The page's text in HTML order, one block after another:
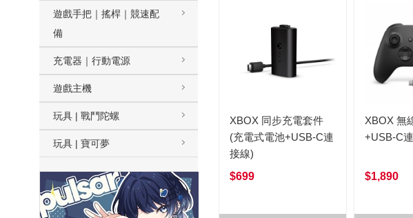
遊戲手把｜搖桿｜競速配
備
充電器｜行動電源
遊戲主機
玩具 | 戰鬥陀螺
玩具 | 寶可夢
XBOX 同步充電套件
(充電式電池+USB-C連
接線)
$699
XBOX 無
+USB-C
$1,890